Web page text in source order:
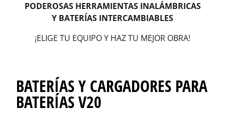
PODEROSAS HERRAMIENTAS INALÁMBRICAS
Y BATERÍAS INTERCAMBIABLES
¡ELIGE TU EQUIPO Y HAZ TU MEJOR OBRA!
BATERÍAS Y CARGADORES PARA
BATERÍAS V20